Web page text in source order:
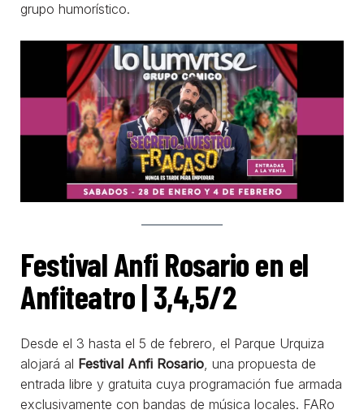
grupo humorístico.
Festival Anfi Rosario en el
Anfiteatro | 3,4,5/2
Desde el 3 hasta el 5 de febrero, el Parque Urquiza
alojará al Festival Anfi Rosario, una propuesta de
entrada libre y gratuita cuya programación fue armada
exclusivamente con bandas de música locales. FARo